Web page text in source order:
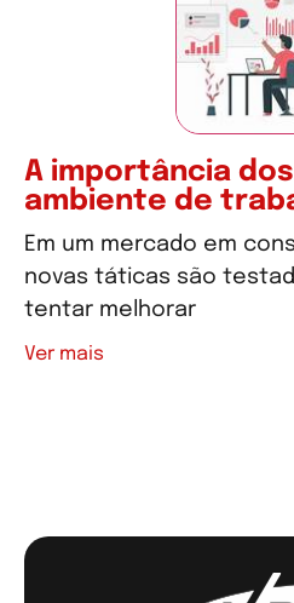
A importância
ambiente de
Em um mercado em
novas táticas são
tentar melhorar
Ver mais